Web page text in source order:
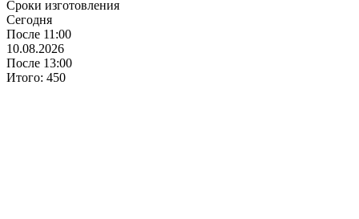
Сроки изготовления
Сегодня
После 11:00
10.08.2026
После 13:00
Итого: 450